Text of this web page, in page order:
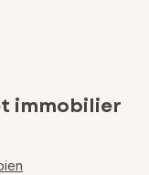
immobilier